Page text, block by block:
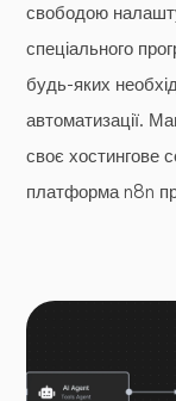
свободою
спеціального
будь-яких
автоматизації.
своє хостингове
платформа n8n